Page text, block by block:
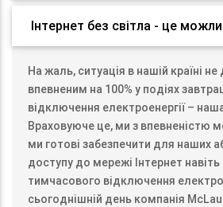
Інтернет без світла - це
На жаль, ситуація в нашій країні
впевненим на 100% у подіях
відключення електроенергії –
Враховуюче це, ми з впевненістю
ми готові забезпечити для наших
доступу до мережі Інтернет
тимчасового відключення
сьогоднішній день компанія